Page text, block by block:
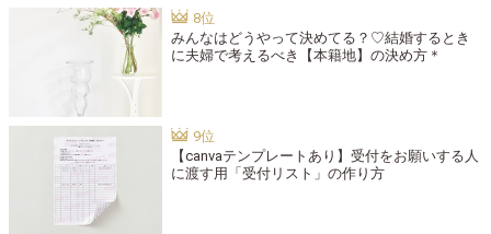
みんなはどうやって決めてる？♡結婚するとき
に夫婦で考えるべき【本籍地】の決め方＊
【canvaテンプレートあり】受付をお願いする人
に渡す用「受付リスト」の作り方